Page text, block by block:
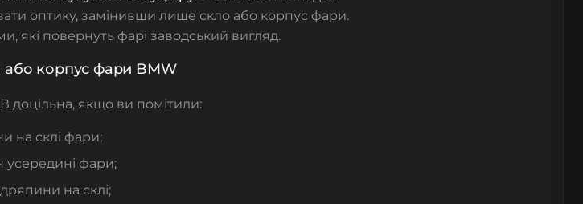
оптику, замінивши лише скло або корпус фари.
які повернуть фарі заводський вигляд.
або корпус фари BMW
доцільна, якщо ви помітили:
на склі фари;
усередині фари;
на склі;